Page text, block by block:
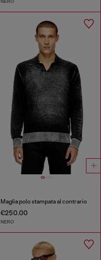
Maglia polo stampata al contrario
€250.00
NERO